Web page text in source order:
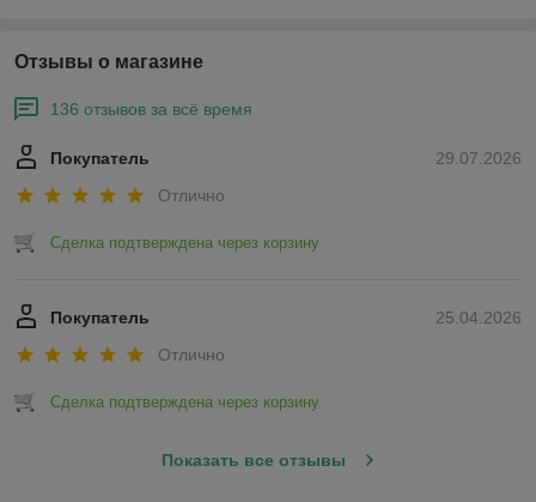
Отзывы о магазине
136 отзывов за всё время
29.07.2026
Покупатель
Отлично
Сделка подтверждена через корзину
25.04.2026
Покупатель
Отлично
Сделка подтверждена через корзину
Показать все отзывы